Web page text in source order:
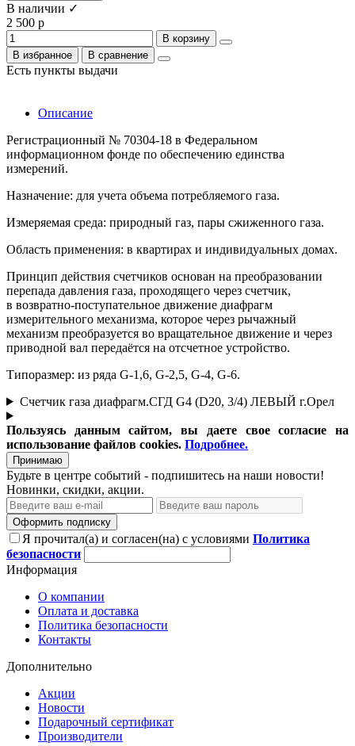
В наличии ✓
2 500 р
В корзину
В избранное
В сравнение
Есть пункты выдачи
Описание
Регистрационный № 70304-18 в Федеральном
информационном фонде по обеспечению единства
измерений.
Назначение: для учета объема потребляемого газа.
Измеряемая среда: природный газ, пары сжиженного газа.
Область применения: в квартирах и индивидуальных домах.
Принцип действия счетчиков основан на преобразовании
перепада давления газа, проходящего через счетчик,
в возвратно-поступательное движение диафрагм
измерительного механизма, которое через рычажный
механизм преобразуется во вращательное движение и через
приводной вал передаётся на отсчетное устройство.
Типоразмер: из ряда G-1,6, G-2,5, G-4, G-6.
Счетчик газа диафрагм.СГД G4 (D20, 3/4) ЛЕВЫЙ г.Орел
Пользуясь данным сайтом, вы даете свое согласие на
использование файлов cookies. Подробнее.
Принимаю
Будьте в центре событий - подпишитесь на наши новости!
Новинки, скидки, акции.
Оформить подписку
Я прочитал(а) и согласен(на) с условиями Политика
безопасности
Информация
О компании
Оплата и доставка
Политика безопасности
Контакты
Дополнительно
Акции
Новости
Подарочный сертификат
Производители